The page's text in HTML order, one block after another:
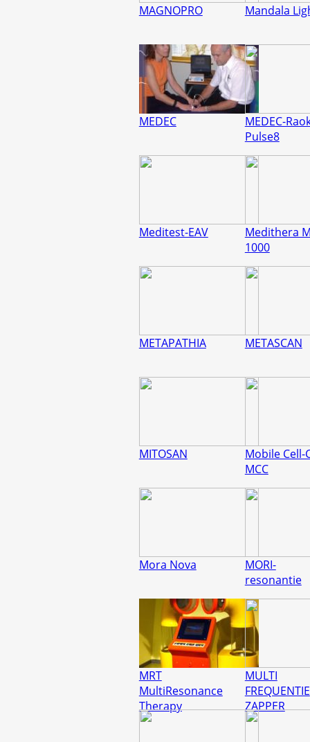
MAGNOPRO Mandala
MEDEC
MEDEC-
Pulse8
Meditest-EAV
Medithera
1000
METAPATHIA METASCAN
MITOSAN
Mobile Cell-
MCC
Mora Nova
MORI-
resonantie
MRT
MultiResonance
Therapy
MULTI
FREQUENTIE
ZAPPER